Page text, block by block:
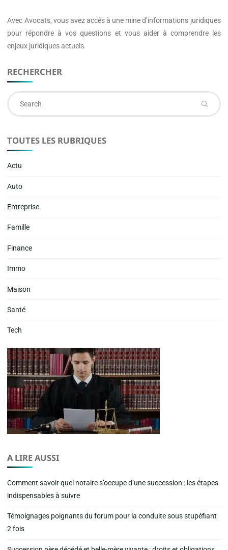
Avec Avocats, vous avez accès à une mine d’informations juridiques
pour répondre à vos questions et vous aider à comprendre les
enjeux juridiques actuels.
RECHERCHER
TOUTES LES RUBRIQUES
Actu
Auto
Entreprise
Famille
Finance
Immo
Maison
Santé
Tech
A LIRE AUSSI
Comment savoir quel notaire s’occupe d’une succession : les étapes
indispensables à suivre
Témoignages poignants du forum pour la conduite sous stupéfiant
2 fois